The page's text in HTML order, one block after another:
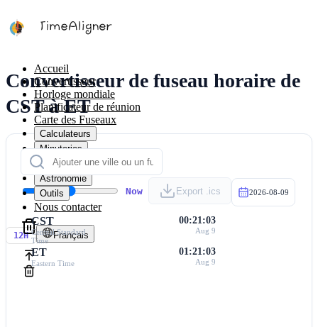
Accueil
Convertisseur
Horloge mondiale
Planificateur de réunion
Carte des Fuseaux
Calculateurs
Minuteries
Calendrier
Astronomie
Outils
Nous contacter
12H Français
Convertisseur de fuseau horaire de
CST à ET
Now Export .ics 2026-08-09
CST
Central Standard
Time
00:21:03
Aug 9
ET
Eastern Time
01:21:03
Aug 9